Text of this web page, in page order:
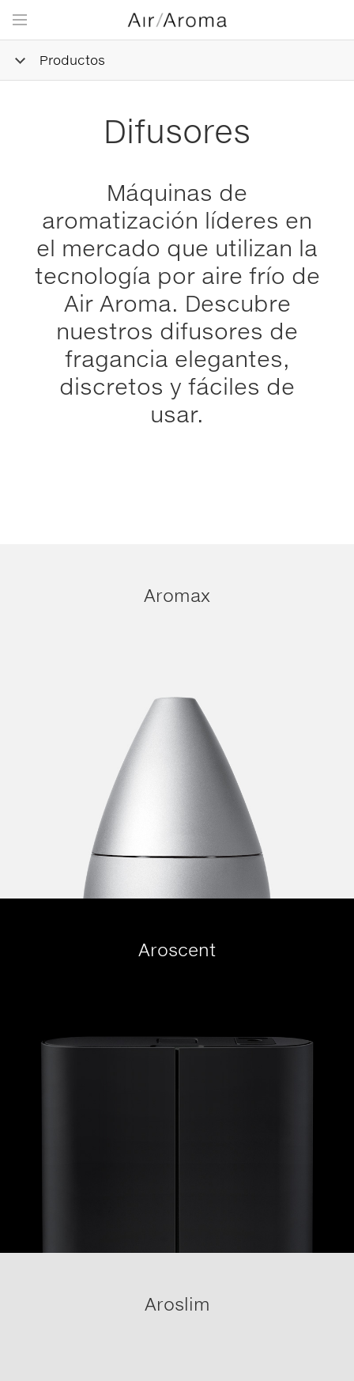
Productos
Difusores
Máquinas de
aromatización líderes en
el mercado que utilizan la
tecnología por aire frío de
Air Aroma. Descubre
nuestros difusores de
fragancia elegantes,
discretos y fáciles de
usar.
Aromax
Aroscent
Aroslim